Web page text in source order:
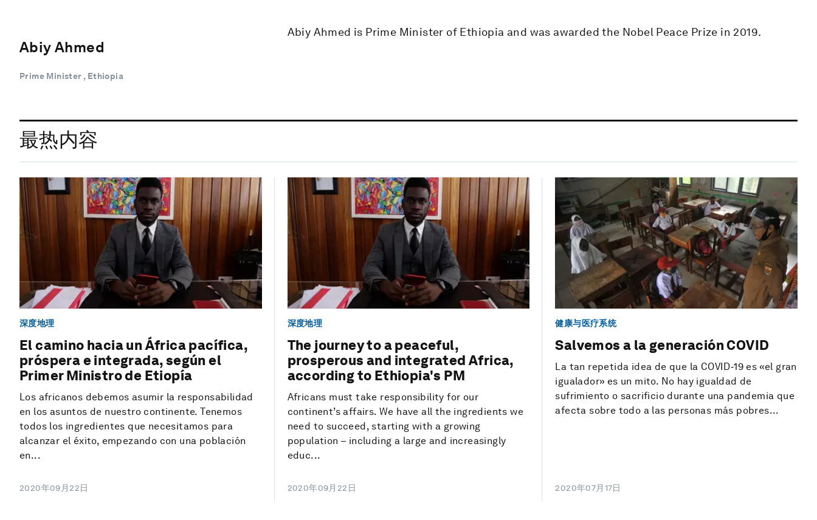
Abiy Ahmed
Prime Minister , Ethiopia
Abiy Ahmed is Prime Minister of Ethiopia and was awarded the Nobel Peace Prize in 2019.
最热内容
深度地理
El camino hacia un África pacífica,
próspera e integrada, según el
Primer Ministro de Etiopía
Los africanos debemos asumir la responsabilidad
en los asuntos de nuestro continente. Tenemos
todos los ingredientes que necesitamos para
alcanzar el éxito, empezando con una población
en...
2020年09月22日
深度地理
The journey to a peaceful,
prosperous and integrated Africa,
according to Ethiopia's PM
Africans must take responsibility for our
continent’s affairs. We have all the ingredients we
need to succeed, starting with a growing
population – including a large and increasingly
educ...
2020年09月22日
健康与医疗系统
Salvemos a la generación COVID
La tan repetida idea de que la COVID‑19 es «el gran
igualador» es un mito. No hay igualdad de
sufrimiento o sacrificio durante una pandemia que
afecta sobre todo a las personas más pobres...
2020年07月17日